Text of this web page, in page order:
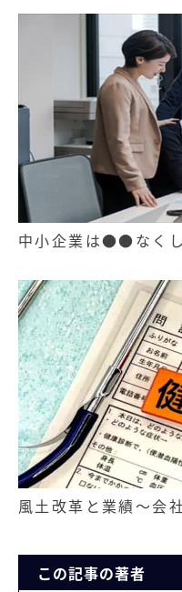
中小企業は●●なく
風土改革と業績～会
この記事の著者